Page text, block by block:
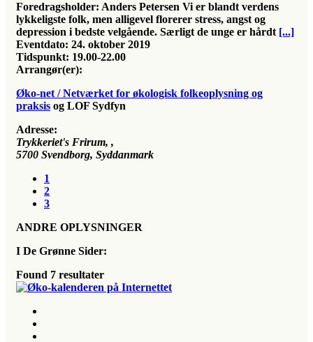
Foredragsholder: Anders Petersen Vi er blandt verdens
lykkeligste folk, men alligevel florerer stress, angst og
depression i bedste velgående. Særligt de unge er hårdt [...]
Eventdato: 24. oktober 2019
Tidspunkt: 19.00-22.00
Arrangør(er):
Øko-net / Netværket for økologisk folkeoplysning og
praksis og LOF Sydfyn
Adresse:
Trykkeriet's Frirum, ,
5700 Svendborg, Syddanmark
1
2
3
ANDRE OPLYSNINGER
I De Grønne Sider:
Found 7 resultater